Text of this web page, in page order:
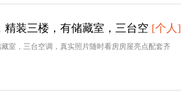
装三楼，有储藏室，三台空 [个人]
室，三台空调，真实照片随时看房房屋亮点配套齐